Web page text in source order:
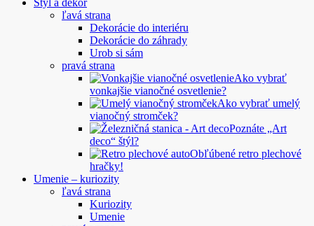
ľavá strana
Dekorácie do interiéru
Dekorácie do záhrady
Urob si sám
pravá strana
Ako vybrať
vonkajšie vianočné osvetlenie?
Ako vybrať umelý
vianočný stromček?
Poznáte „Art
deco“ štýl?
Obľúbené retro plechové
hračky!
Umenie – kuriozity
ľavá strana
Kuriozity
Umenie